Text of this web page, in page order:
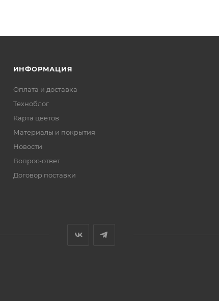
ИНФОРМАЦИЯ
Оплата и доставка
Техноблог
Карта цветов
Материалы и покрытия
Новости
Вопрос-ответ
Договор поставки